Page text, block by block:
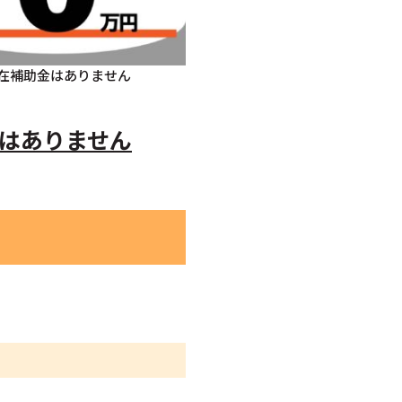
補助金はありません
ありません